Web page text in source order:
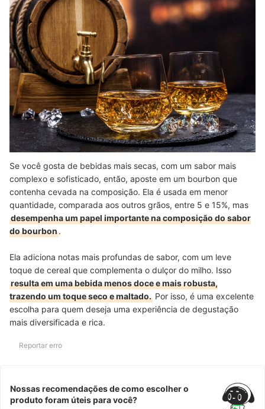
Se você gosta de bebidas mais secas, com um sabor mais
complexo e sofisticado, então, aposte em um bourbon que
contenha cevada na composição. Ela é usada em menor
quantidade, comparada aos outros grãos, entre 5 e 15%, mas
desempenha um papel importante na composição do sabor
do bourbon.
Ela adiciona notas mais profundas de sabor, com um leve
toque de cereal que complementa o dulçor do milho. Isso
resulta em uma bebida menos doce e mais robusta,
trazendo um toque seco e maltado. Por isso, é uma excelente
escolha para quem deseja uma experiência de degustação
mais diversificada e rica.
Reportar erro
Nossas recomendações de como escolher o
produto foram úteis para você?